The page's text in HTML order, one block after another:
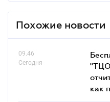
Похожие новости
09.46
Сегодня
как